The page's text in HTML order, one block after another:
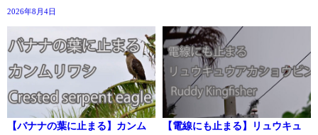
2026年8月4日
【バナナの葉に止まる】カンム
【電線にも止まる】リュウキュ